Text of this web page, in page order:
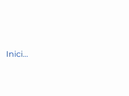
Iniciar sesión